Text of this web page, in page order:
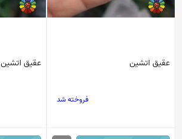
عقیق اتشین
فروخته شد
عقیق اتشین